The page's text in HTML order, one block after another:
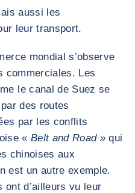
aussi les
leur transport.
mondial s’observe
commerciales. Les
le canal de Suez se
des routes
par les conflits
« Belt and Road » qui
chinoises aux
est un autre exemple.
d’ailleurs vu leur